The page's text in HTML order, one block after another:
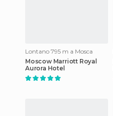
Lontano 795 m a Mosca
Moscow Marriott Royal
Aurora Hotel